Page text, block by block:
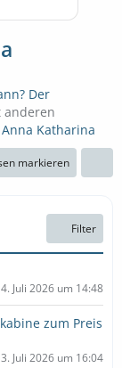
Der
anderen
Anna Katharina
markieren
Filter
Juli 2026 um 14:48
zum Preis
3. Juli 2026 um 16:04